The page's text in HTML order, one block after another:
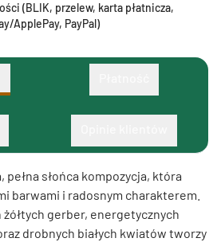
(BLIK, przelew, karta płatnicza,
ApplePay, PayPal)
pełna słońca kompozycja, która
barwami i radosnym charakterem.
żółtych gerber, energetycznych
drobnych białych kwiatów tworzy